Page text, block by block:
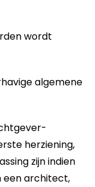
wordt
algemene
herziening,
zijn indien
een architect,